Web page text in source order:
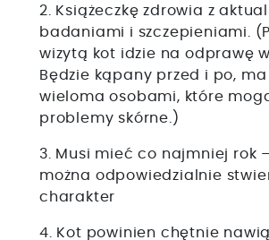
2. Książeczkę zdrowia z
badaniami i szczepieniami.
wizytą kot idzie na odprawę
Będzie kąpany przed i po,
wieloma osobami, które
problemy skórne.)
3. Musi mieć co najmniej rok
można odpowiedzialnie
charakter
4. Kot powinien chętnie